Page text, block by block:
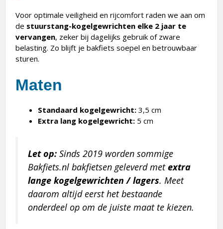
Voor optimale veiligheid en rijcomfort raden we aan om
de stuurstang-kogelgewrichten elke 2 jaar te
vervangen, zeker bij dagelijks gebruik of zware
belasting. Zo blijft je bakfiets soepel en betrouwbaar
sturen.
Maten
Standaard kogelgewricht: 3,5 cm
Extra lang kogelgewricht: 5 cm
Let op: Sinds 2019 worden sommige
Bakfiets.nl bakfietsen geleverd metextra
lange kogelgewrichten / lagers. Meet
daarom altijd eerst het bestaande
onderdeel op om de juiste maat te kiezen.